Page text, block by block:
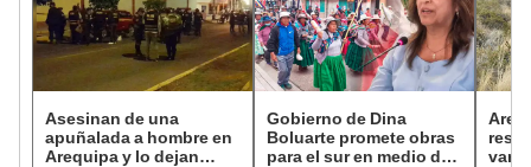
Asesinan de una
apuñalada a hombre en
Arequipa y lo dejan
Gobierno de Dina
Boluarte promete obras
para el sur en medio de